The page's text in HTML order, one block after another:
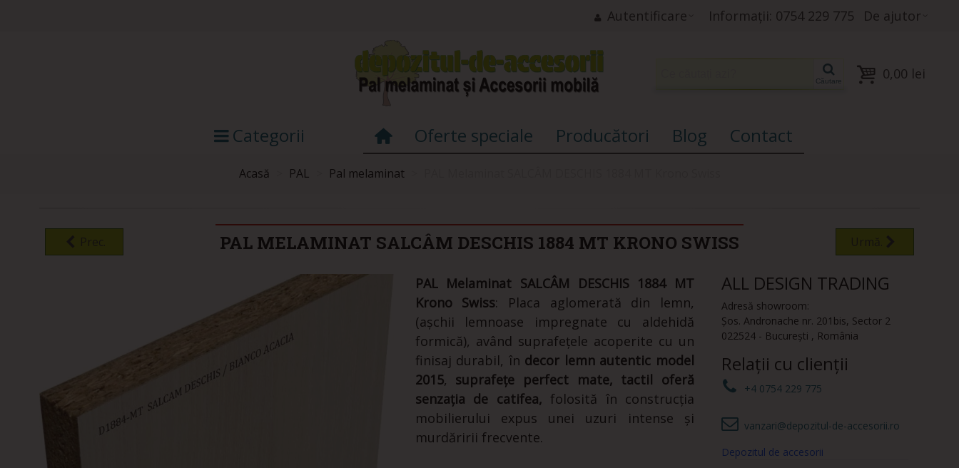
Autentificare Informații: 0754 229 775 De ajutor
Căutare 0,00 lei
Categorii Oferte speciale Producători Blog Contact
Acasă PAL Pal melaminat
PAL MELAMINAT SALCÂM DESCHIS 1884 MT KRONO SWISS
PAL Melaminat SALCÂM DESCHIS 1884 MT
Krono Swiss: Placa aglomerată din lemn,
(așchii lemnoase impregnate cu aldehidă
formică), având suprafețele acoperite cu un
finisaj durabil, în decor lemn autentic model
2015, suprafețe perfect mate, tactil oferă
senzația de catifea, folosită în construcția
mobilierului expus unei uzuri intense și
murdăririi frecvente.
ALL DESIGN TRADING
Adresă showroom:
Șos. Andronache nr. 201bis, Sector 2
022524- București , România
Relații cu clienții
+4 0754 229 775
vanzari@depozitul-de-accesorii.ro
Depozitul de accesorii